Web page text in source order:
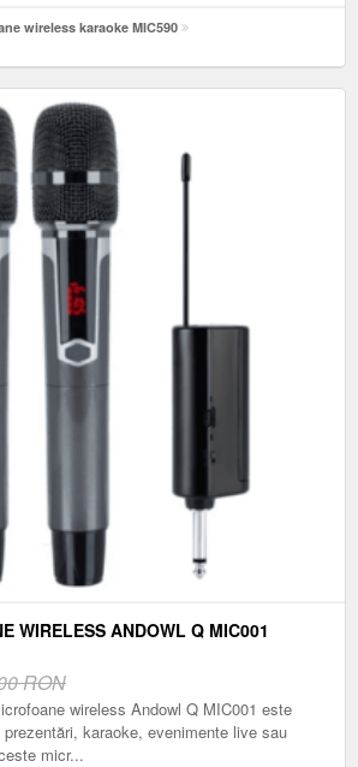
wireless karaoke MIC590
WIRELESS ANDOWL Q MIC001
RON
wireless Andowl Q MIC001 este
karaoke, evenimente live sau
micr...